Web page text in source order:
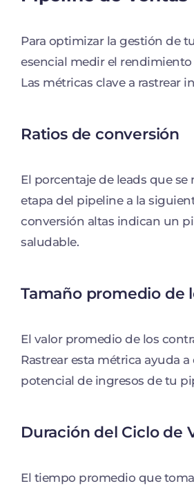
Para optimizar la gestión de
esencial medir el
Las métricas clave a rastrear
Ratios de conversión
El porcentaje de leads que se
etapa del pipeline a la
conversión altas indican un
saludable.
Tamaño promedio de
El valor promedio de los
Rastrear esta métrica ayuda a
potencial de ingresos de tu
Duración del Ciclo de
El tiempo promedio que